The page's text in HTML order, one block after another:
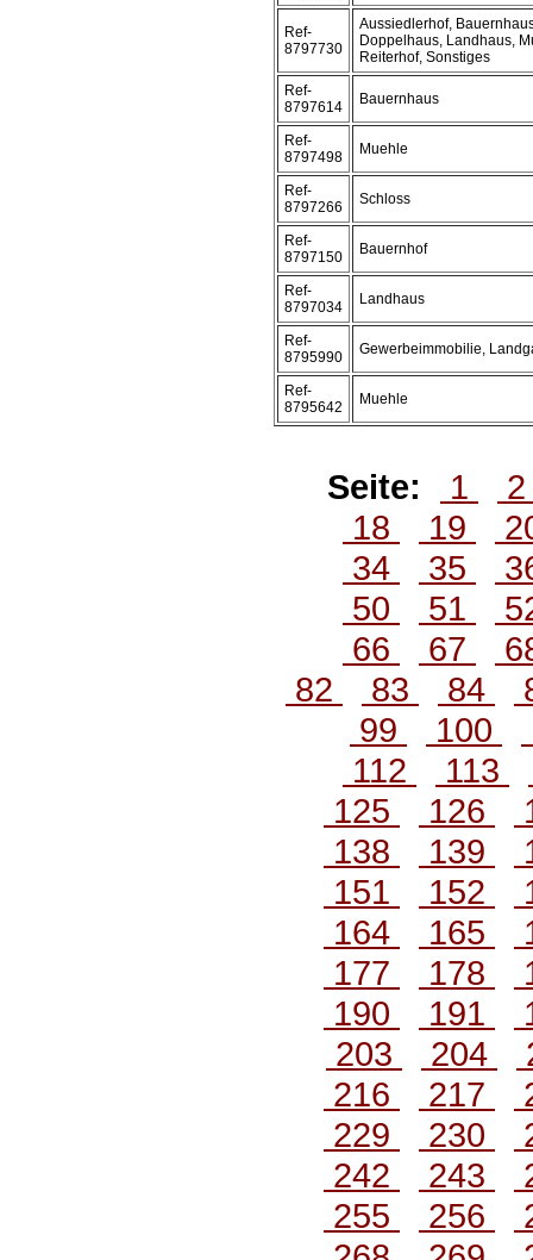
Ref-
8797730
Aussiedlerhof,
Doppelhaus, Landhaus,
Reiterhof, Sonstiges
Ref-
8797614
Bauernhaus
Ref-
8797498
Muehle
Ref-
8797266
Schloss
Ref-
8797150
Bauernhof
Ref-
8797034
Landhaus
Ref-
8795990
Gewerbeimmobilie,
Ref-
8795642
Muehle
Seite: 1
18
19
34
35
50
51
66
67
82
83 84
99
100
112
113
125
126
138
139
151
152
164
165
177
178
190
191
203
204
216
217
229
230
242
243
255
256